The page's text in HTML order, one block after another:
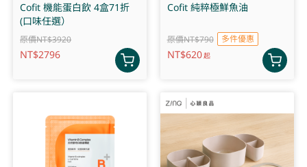
Cofit 機能蛋白飲 4盒71折
(口味任選）
原價NT$3920
NT$2796
Cofit 純粹極鮮魚油
原價NT$790 多件優惠
NT$620起